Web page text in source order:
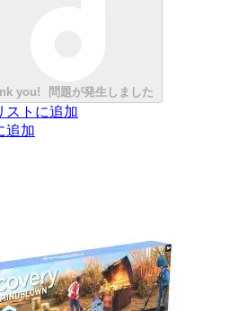
you! 問題が発生しました
ストに追加
追加